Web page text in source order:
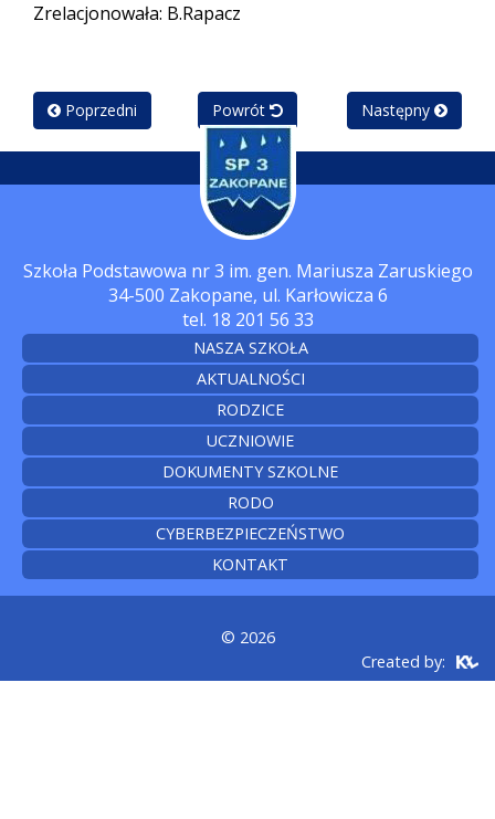
Zrelacjonowała: B.Rapacz
Poprzedni Powrót Następny
Szkoła Podstawowa nr 3 im. gen. Mariusza Zaruskiego
34-500 Zakopane, ul. Karłowicza 6
tel. 18 201 56 33
NASZA SZKOŁA
AKTUALNOŚCI
RODZICE
UCZNIOWIE
DOKUMENTY SZKOLNE
RODO
CYBERBEZPIECZEŃSTWO
KONTAKT
© 2026
Created by: